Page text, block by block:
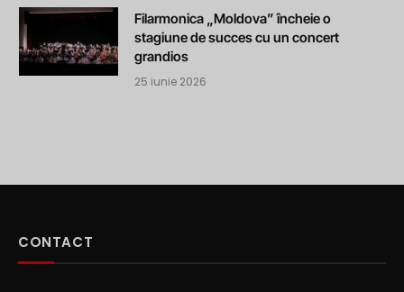
Filarmonica „Moldova” încheie o
stagiune de succes cu un concert
grandios
25 iunie 2026
CONTACT